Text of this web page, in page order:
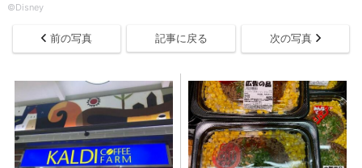
©Disney
前の写真 記事に戻る 次の写真